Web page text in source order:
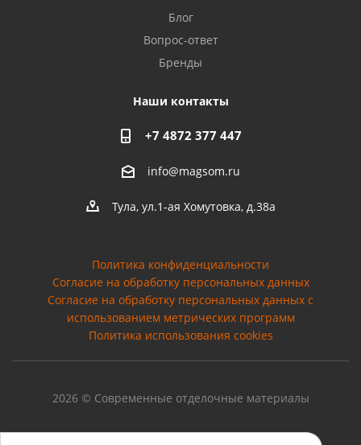
Блог
Вопрос-ответ
Бренды
Наши контакты
+7 4872 377 447
info@magsom.ru
Тула, ул.1-ая Хомутовка, д.38а
Политика конфиденциальности
Согласие на обработку персональных данных
Cогласие на обработку персональных данных с
использованием метрических программ
Политика использования cookies
2026 © Современные отделочные материалы